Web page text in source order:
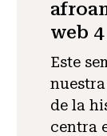
web 4
Este
de la
centra